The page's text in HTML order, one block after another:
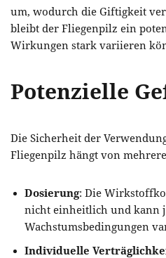
um, wodurch die Giftigkeit
bleibt der Fliegenpilz ein
Wirkungen stark variieren
Potenzielle
Die Sicherheit der
Fliegenpilz hängt von
Dosierung: Die
nicht einheitlich und kann
Wachstumsbedingungen
Individuelle